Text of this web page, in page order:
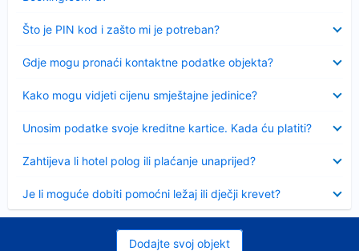
Što je PIN kod i zašto mi je potreban?
Sažeto
Gdje mogu pronaći kontaktne podatke objekta?
Kako mogu vidjeti cijenu smještajne jedinice?
Unosim podatke svoje kreditne kartice. Kada ću platiti?
Zahtijeva li hotel polog ili plaćanje unaprijed?
Je li moguće dobiti pomoćni ležaj ili dječji krevet?
Dodajte svoj objekt